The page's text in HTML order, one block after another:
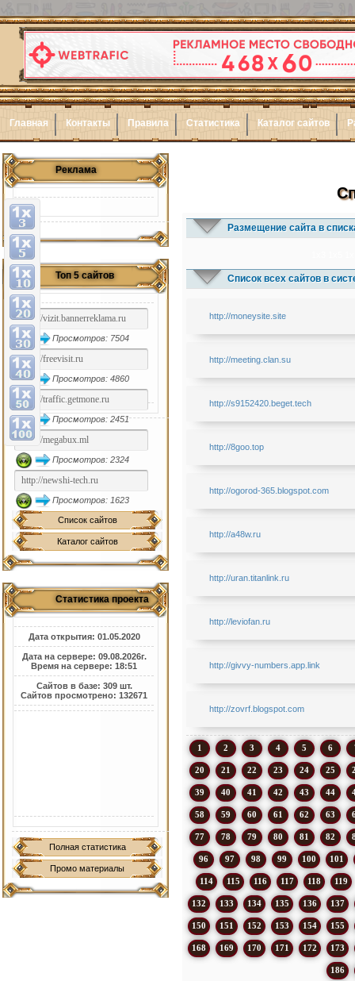
Главная Контакты Правила Статистика Каталог сайтов
Реклама
Топ 5 сайтов
Просмотров: 7504
Просмотров: 4860
Просмотров: 2451
Просмотров: 2324
Просмотров: 1623
Список сайтов
Каталог сайтов
Статистика проекта
Дата открытия: 01.05.2020
Дата на сервере: 09.08.2026г.
Время на сервере: 18:51
Сайтов в базе: 309 шт.
Сайтов просмотрено: 132671
Полная статистика
Промо материалы
Размещение сайта в
Список всех сайтов в
http://moneysite.site
http://meeting.clan.su
http://s9152420.beget.tech
http://8goo.top
http://ogorod-365.blogspot.com
http://a48w.ru
http://uran.titanlink.ru
http://leviofan.ru
http://givvy-numbers.app.link
http://zovrf.blogspot.com
1 2 3 4 5 6
20 21 22 23 24 25
39 40 41 42 43 44
58 59 60 61 62 63
77 78 79 80 81 82
96 97 98 99 100 101
114 115 116 117 118 119
132 133 134 135 136 137
150 151 152 153 154 155
168 169 170 171 172 173
186